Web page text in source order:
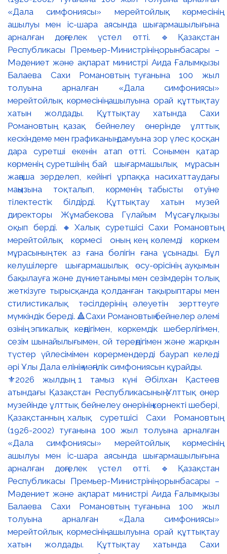
⚜️2026 жылдың 1 тамыз күні Әбілхан Қастеев
атындағы Қазақстан Республикасының Ұлттық өнер
музейінде ұлттық бейнелеу өнерінің көрнекті шебері,
Қазақстанның халық суретшісі Сахи Романовтың
(1926-2002) туғанына 100 жыл толуына арналған
«Дала симфониясы» мерейтойлық көрмесінің
ашылуы мен іс-шара аясында шығармашылығына
арналған дөңгелек үстел өтті. 🔹Қазақстан
Республикасы Премьер-Министрінің орынбасары –
Мәдениет және ақпарат министрі Аида Ғалымқызы
Балаева Сахи Романовтың туғанына 100 жыл
толуына арналған «Дала симфониясы»
мерейтойлық көрмесінің ашылуына орай құттықтау
хатын жолдады. Құттықтау хатында Сахи